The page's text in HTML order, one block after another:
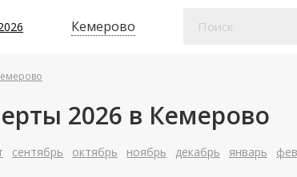
Кемерово
2026 в Кемерово
сентябрь октябрь ноябрь декабрь январь